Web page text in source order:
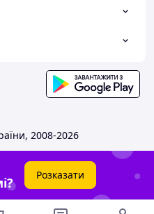
2008-2026
Розказати